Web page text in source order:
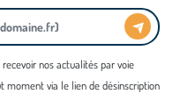
nos actualités par voie
moment via le lien de désinscription